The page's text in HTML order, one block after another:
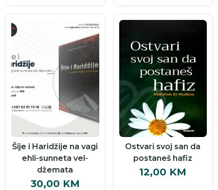
Šije i Haridžije na vagi
ehli-sunneta vel-
džemata
30,00 KM
Ostvari svoj san da
postaneš hafiz
12,00 KM